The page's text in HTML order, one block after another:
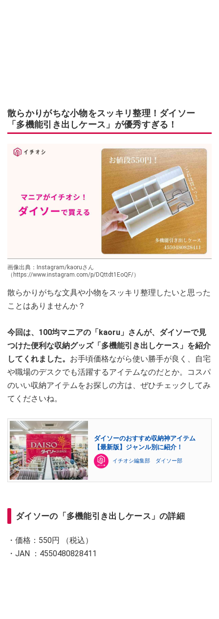
散らかりがちな小物をスッキリ整理！ダイソー
「多機能引き出しケース」が優秀すぎる！
画像出典：Instagram/kaoruさん
（https://www.instagram.com/p/DQttdt1EoQF/）
散らかりがちな文具や小物をスッキリ整理したいと思った
ことはありませんか？
今回は、100均マニアの「kaoru」さんが、ダイソーで見
つけた便利な収納グッズ「多機能引き出しケース」を紹介
してくれました。 お手頃価格ながら使い勝手が良く、自宅
や職場のデスクでも活躍するアイテムなのだとか。コスパ
のいい収納アイテムをお探しの方は、ぜひチェックしてみ
てくださいね。
ダイソーのおすすめ収納神アイテム
【最新版】ジャンル別に紹介！
イチオシ編集部 ダイソー部
ダイソーの「多機能引き出しケース」の詳細
・価格：550円 （税込）
・JAN ：4550480828411